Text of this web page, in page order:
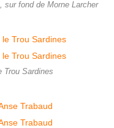
fond de Morne Larcher
Trou Sardines